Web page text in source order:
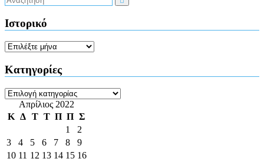
Ιστορικό
Ιστορικό
Kατηγορίες
Kατηγορίες
Απρίλιος 2022
Κ Δ Τ Τ Π Π Σ
1
2
3
4 5 6 7 8
9
10 11 12 13 14 15 16